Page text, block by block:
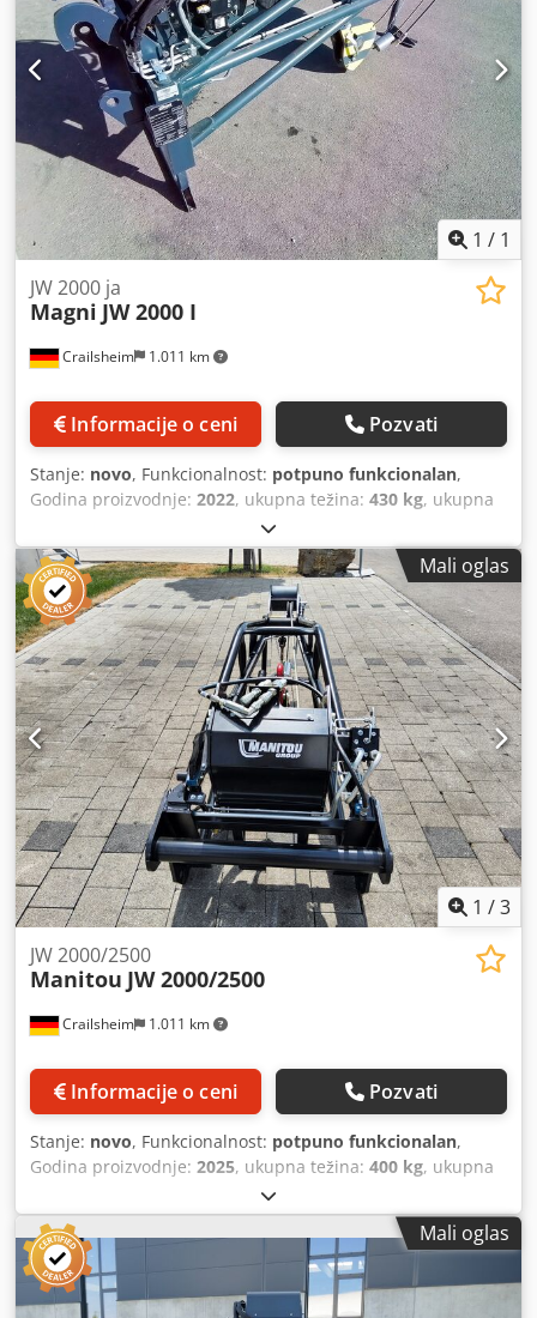
1 / 1
Crailsheim 1.011 km
JW 2000 ja
Magni JW 2000 I
Informacije o ceni Pozvati
Stanje: novo, Funkcionalnost: potpuno funkcionalan,
Godina proizvodnje: 2022, ukupna težina: 430 kg, ukupna
, ukupna dužina:
širina:820 mm, nosivost:2.000 kg, Vitlo sa rešetkastim
jarbolom Dodoxqhw Aopfx Ad Neck Proizvođač: Magni Tip:
JW 2000 I Godina proizvodnje: 2022 Visina (mm): 1.200
Dužina (mm): 2.300 Nosivost (kg): 2.000 Težina (kg): 430
Širina (mm): 820
Mali oglas
1 /3
Crailsheim 1.011 km
JW 2000/2500
Manitou JW 2000/2500
Informacije o ceni Pozvati
Stanje: novo, Funkcionalnost: potpuno funkcionalan,
Godina proizvodnje: 2025, ukupna težina: 400 kg, ukupna
, ukupna dužina:
820 mm, nosivost:2.000 kg, Vitlo sa rešetkastim jarbolom
Proizvođač: Manitou Tip: JW 2000/2500 Godina proizvodnje:
2025 Visina (mm): 950 Dužina (mm): 2.600 Nosivost (kg):
2.000 Dcodpfx Asya Ixtsd Nok Težina (kg): 400 Širina (mm):
Mali oglas